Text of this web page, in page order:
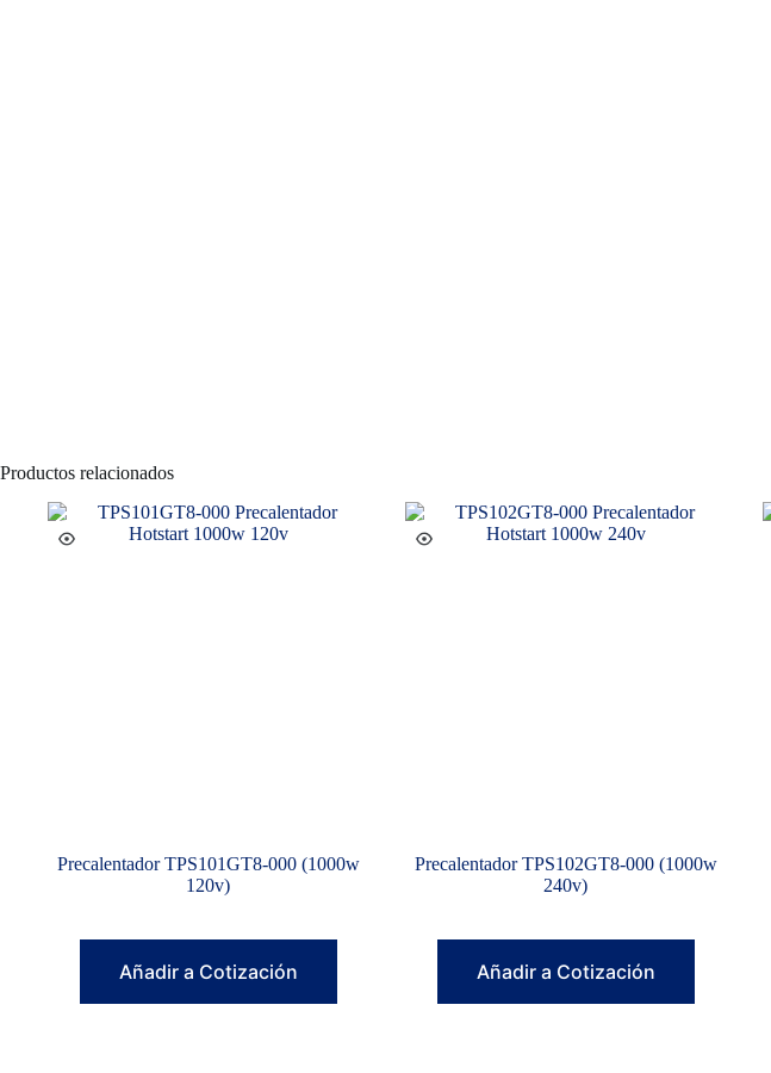
Productos relacionados
Precalentador TPS101GT8-000 (1000w
120v)
Añadir a Cotización
Precalentador TPS102GT8-000 (1000w
240v)
Añadir a Cotización